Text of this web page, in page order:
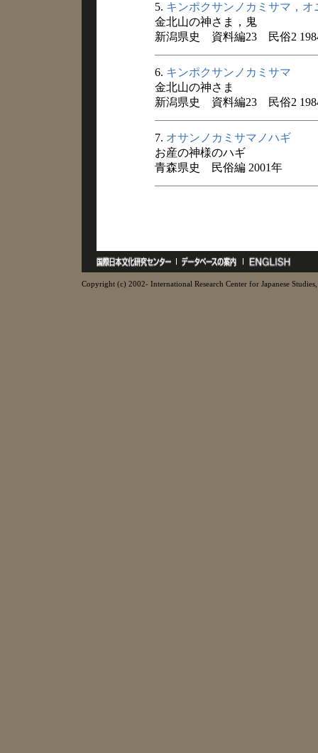
5. キンポクサンノカミサマ，オ
金北山の神さま，鬼
新潟県史 資料編23 民俗2
6. キンポクサンノカミサマ
金北山の神さま
新潟県史 資料編23 民俗2
7. オサンノカミサマノハギ
お産の神様のハギ
青森県史 民俗編 2001年
Copyright (c) 2002- International Research Center for Japanese